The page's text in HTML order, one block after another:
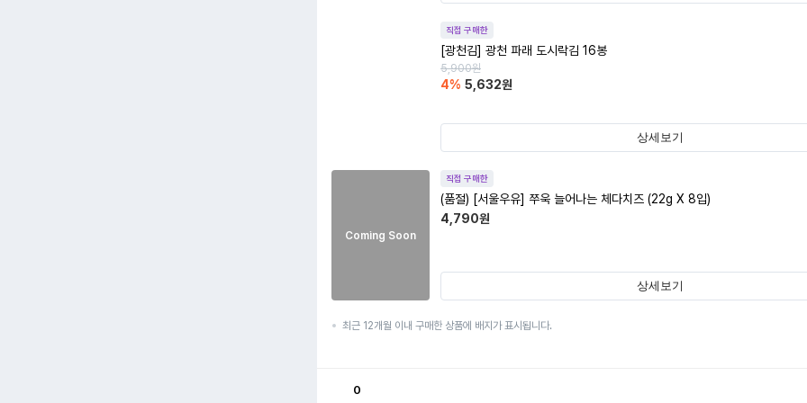
직접 구매한
[광천김] 광천 파래 도시락김 16봉
5,900원
4% 5,632원
상세보기
Coming Soon
직접 구매한
(품절) [서울우유] 쭈욱 늘어나는 체다치즈 (22g X 8입)
4,790원
상세보기
최근 12개월 이내 구매한 상품에 배지가 표시됩니다.
0